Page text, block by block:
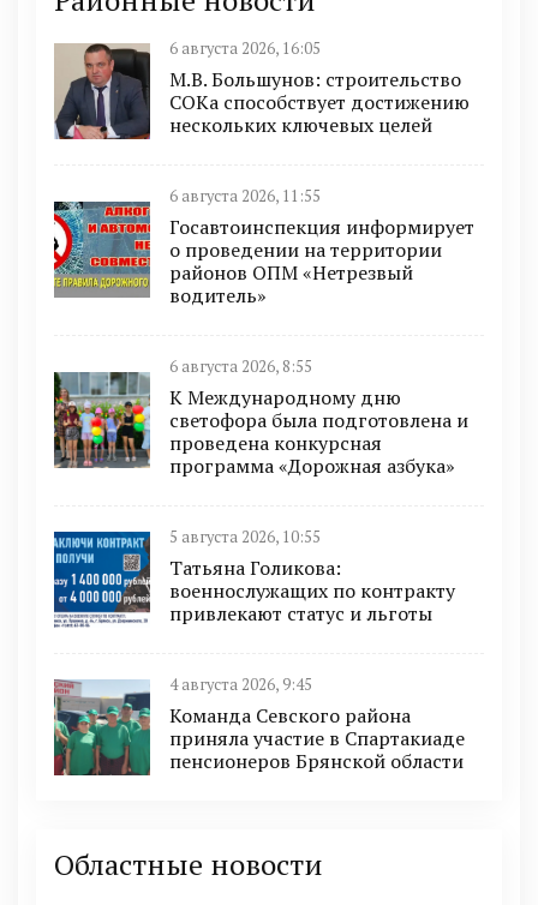
6 августа 2026, 16:05
М.В. Большунов: строительство
СОКа способствует достижению
нескольких ключевых целей
6 августа 2026, 11:55
Госавтоинспекция информирует
о проведении на территории
районов ОПМ «Нетрезвый
водитель»
6 августа 2026, 8:55
К Международному дню
светофора была подготовлена и
проведена конкурсная
программа «Дорожная азбука»
5 августа 2026, 10:55
Татьяна Голикова:
военнослужащих по контракту
привлекают статус и льготы
4 августа 2026, 9:45
Команда Севского района
приняла участие в Спартакиаде
пенсионеров Брянской области
Областные новости